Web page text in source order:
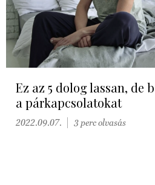
Ez az 5 dolog lassan, de
a párkapcsolatokat
2022.09.07. 3 perc olvasás